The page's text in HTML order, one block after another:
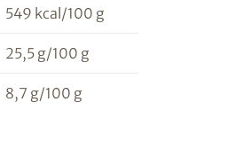
549 kcal/100 g
25,5 g/100 g
8,7 g/100 g